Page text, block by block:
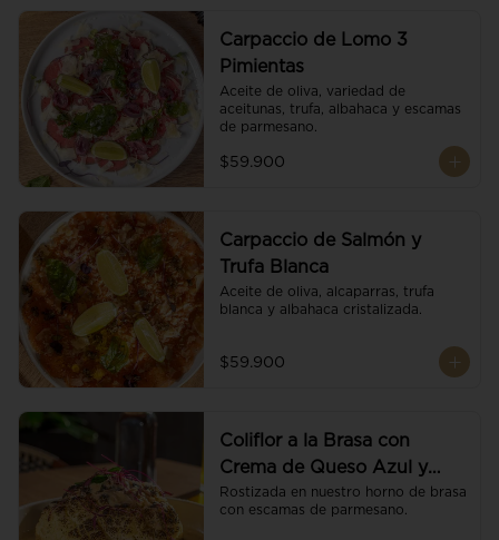
Carpaccio de Lomo 3
Pimientas
Aceite de oliva, variedad de
aceitunas, trufa, albahaca y escamas
de parmesano.
$59.900
Carpaccio de Salmón y
Trufa Blanca
Aceite de oliva, alcaparras, trufa
blanca y albahaca cristalizada.
$59.900
Coliflor a la Brasa con
Crema de Queso Azul y
Vino
Rostizada en nuestro horno de brasa
con escamas de parmesano.